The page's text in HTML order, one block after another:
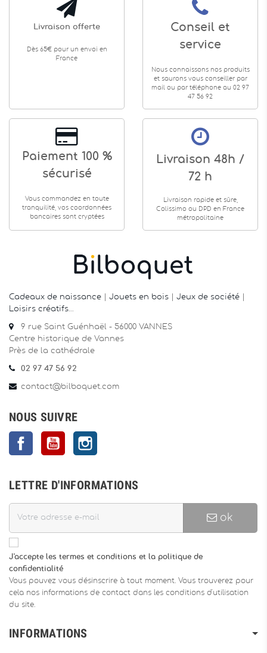
Livraison offerte
Dès 65€ pour un envoi en
France
Conseil et
service
Nous connaissons nos produits
et saurons vous conseiller par
mail ou par téléphone au 02 97
47 56 92
Paiement 100 %
sécurisé
Vous commandez en toute
tranquilité, vos coordonnées
bancaires sont cryptées
Livraison 48h /
72 h
Livraison rapide et sûre,
Colissimo ou DPD en France
métropolitaine
Cadeaux de naissance Jouets en bois Jeux de société
Loisirs créatifs
9 rue Saint Guénhaël - 56000 VANNES
Centre historique de Vannes
Près de la cathédrale
02 97 47 56 92
contact@bilboquet.com
NOUS SUIVRE
FacebookYouTube
LETTRE D'INFORMATIONS
ok
J'accepte les termes et conditions et la politique de
confidentialité
Vous pouvez vous désinscrire à tout moment. Vous trouverez pour
cela nos informations de contact dans les conditions d'utilisation
du site.
INFORMATIONS